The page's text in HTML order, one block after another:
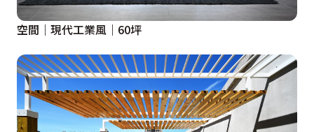
空間｜現代工業風｜60坪